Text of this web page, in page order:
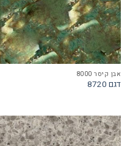
אבן קיסר 8000
דגם 8720